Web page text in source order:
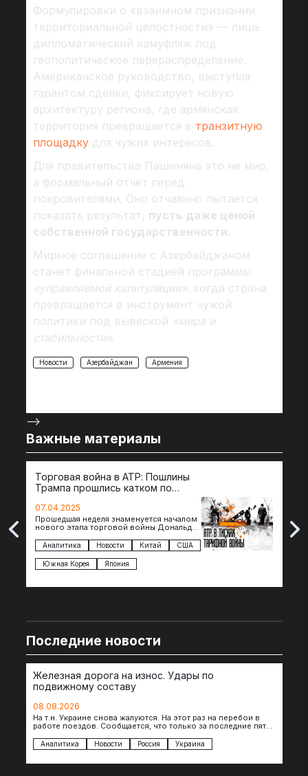
Формулировки о «взаимном признании
территориальной целостности» — лишь
дипломатический камуфляж под
геополитическое перераспределение.
Американское руководство, выступая
гарантом сделки, фиксирует новую
архитектуру региона, где армянская
территория превращается в транзитную
площадкудля чужих интересов.
Для правительства Пашиняна это не мир,
а формальный отчёт перед
покровителями. Оно отчаянно пытается
показать результат, пусть даже ценой
собственной государственности.
Мирное соглашение с Азербайджаном
станет финальной стадией программы
«управляемой капитуляции»: когда страна
превращается в инструмент чужой
политики под вывеской «мира и
стабильности».
Новости Азербайджан Армения
-->
Важные материалы
Торговая война в АТР: Пошлины
Трампа прошлись катком по
07.04.2025
Прошедшая неделя знаменуется началом
нового этапа торговой войны Дональда
импорта из более 100 стран…
Аналитика Новости Китай США
Южная Корея Япония
The
Последние новости
Железная дорога на износ. Удары по
подвижному составу
08.08.2026
На т.н. Украине снова жалуются. На этот раз на перебои в
работе поездов. Сообщается, что только за последние пять
Аналитика Новости Россия Украина